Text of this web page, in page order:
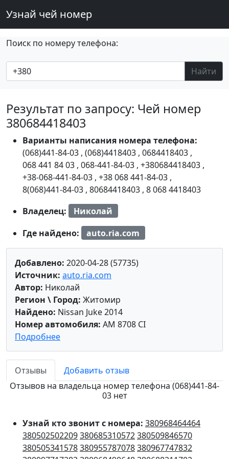
Узнай чей номер
Поиск по номеру телефона:
Найти
Результат по запросу: Чей номер
380684418403
Варианты написания номера телефона:
(068)441-84-03 , (068)4418403 , 0684418403 ,
068 441 84 03 , 068-441-84-03 , +380684418403 ,
+38-068-441-84-03 , +38 068 441-84-03 ,
8(068)441-84-03 , 80684418403 , 8 068 4418403
Владелец:
Николай
Где найдено:
auto.ria.com
Добавлено: 2020-04-28 (57735)
Источник: auto.ria.com
Автор: Николай
Регион \ Город: Житомир
Найдено: Nissan Juke 2014
Номер автомобиля: AM 8708 CI
Подробнее
Отзывы
Добавить отзыв
Отзывов на владельца номер телефона (068)441-84-
03 нет
Узнай кто звонит с номера: 380968464464
380502502209380685310572380509846570
380505341578380955787078380967747832